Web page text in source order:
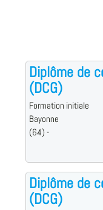
Diplôme de
(DCG)
Formation initiale
Bayonne
(64) -
Diplôme de
(DCG)